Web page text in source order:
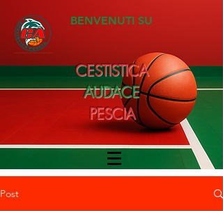
BENVENUTI SU
CESTISTICA
AUDACE
PESCIA
Post